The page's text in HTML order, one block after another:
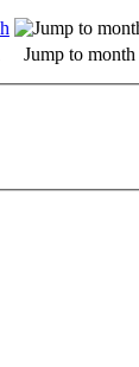
Jump to month